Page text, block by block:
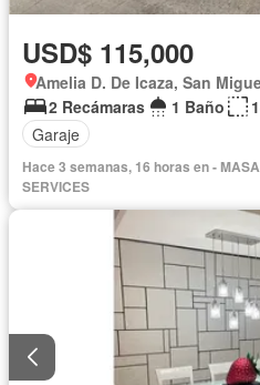
USD$ 115,000
Amelia D. De Icaza, San
2 Recámaras
1 Baño
Garaje
Hace 3 semanas, 16 horas en -
SERVICES